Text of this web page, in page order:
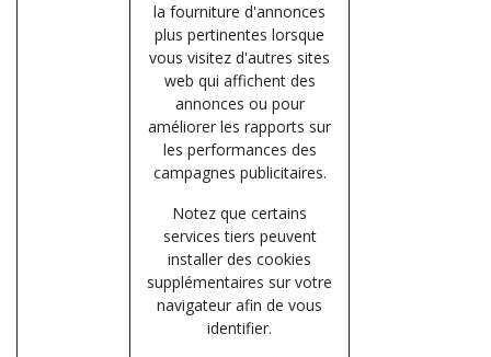
la fourniture d'annonces
plus pertinentes lorsque
vous visitez d'autres sites
web qui affichent des
annonces ou pour
améliorer les rapports sur
les performances des
campagnes publicitaires.
Notez que certains
services tiers peuvent
installer des cookies
supplémentaires sur votre
navigateur afin de vous
identifier.